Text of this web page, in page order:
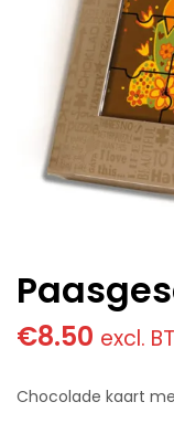
€8.50 excl.
Chocolade kaart